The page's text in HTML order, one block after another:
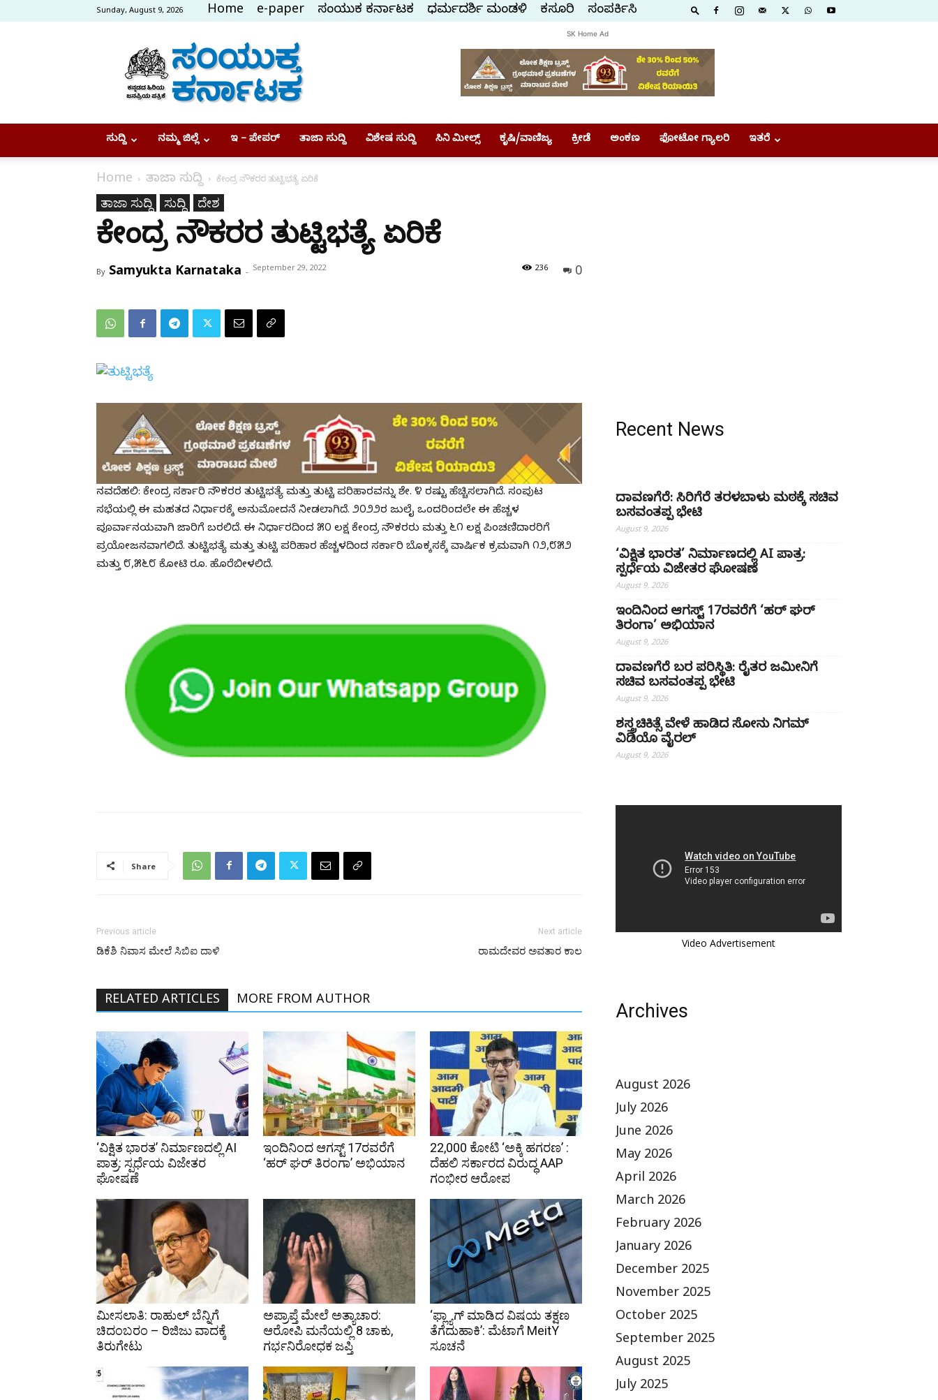
Sunday, August 9, 2026 Home e-paper ಸಂಯುಕ್ತ ಕರ್ನಾಟಕ ಧರ್ಮದರ್ಶಿ ಮಂಡಳಿ ಕಸ್ತೂರಿ ಸಂಪರ್ಕಿಸಿ
Samyukta
Karnataka
SK Home Ad
ಸುದ್ದಿ ನಮ್ಮ ಜಿಲ್ಲೆ ಇ – ಪೇಪರ್ ತಾಜಾ ಸುದ್ದಿ ವಿಶೇಷ ಸುದ್ದಿ ಸಿನಿ ಮೀಲ್ಸ್ ಕೃಷಿ/ವಾಣಿಜ್ಯ ಕ್ರೀಡೆ ಅಂಕಣ ಫೋಟೋ ಗ್ಯಾಲರಿ ಇತರೆ
Home ತಾಜಾ ಸುದ್ದಿ ಕೇಂದ್ರ ನೌಕರರ ತುಟ್ಟಿಭತ್ಯೆ ಏರಿಕೆ
ತಾಜಾ ಸುದ್ದಿ ಸುದ್ದಿ ದೇಶ
ಕೇಂದ್ರ ನೌಕರರ ತುಟ್ಟಿಭತ್ಯೆ ಏರಿಕೆ
By Samyukta Karnataka - September 29, 2022 0
236
ನವದೆಹಲಿ: ಕೇಂದ್ರ ಸರ್ಕಾರಿ ನೌಕರರ ತುಟ್ಟಿಭತ್ಯೆ ಮತ್ತು ತುಟ್ಟಿ ಪರಿಹಾರವನ್ನು ಶೇ. ೪ ರಷ್ಟು ಹೆಚ್ಚಿಸಲಾಗಿದೆ. ಸಂಪುಟ
ಸಭೆಯಲ್ಲಿ ಈ ಮಹತದ ನಿರ್ಧಾರಕ್ಕೆ ಅನುಮೋದನೆ ನೀಡಲಾಗಿದೆ. ೨೦೨೨ರ ಜುಲೈ ಒಂದರಿಂದಲೇ ಈ ಹೆಚ್ಚಳ
ಪೂರ್ವಾನಯವಾಗಿ ಜಾರಿಗೆ ಬರಲಿದೆ. ಈ ನಿರ್ಧಾರದಿಂದ ೫೦ ಲಕ್ಷ ಕೇಂದ್ರ ನೌಕರರು ಮತ್ತು ೬೧ ಲಕ್ಷ ಪಿಂಚಣಿದಾರರಿಗೆ
ಪ್ರಯೋಜನವಾಗಲಿದೆ. ತುಟ್ಟಿಭತ್ಯೆ ಮತ್ತು ತುಟ್ಟಿ ಪರಿಹಾರ ಹೆಚ್ಚಳದಿಂದ ಸರ್ಕಾರಿ ಬೊಕ್ಕಸಕ್ಕೆ ವಾರ್ಷಿಕ ಕ್ರಮವಾಗಿ ೧೨,೮೫೨
ಮತ್ತು ೮,೫೬೮ ಕೋಟಿ ರೂ. ಹೊರೆಬೀಳಲಿದೆ.
Share
Previous article
ಡಿಕೆಶಿ ನಿವಾಸ ಮೇಲೆ ಸಿಬಿಐ ದಾಳಿ
Next article
ರಾಮದೇವರ ಅವತಾರ ಕಾಲ
RELATED ARTICLES MORE FROM AUTHOR
‘ವಿಕ್ಷಿತ ಭಾರತ’ ನಿರ್ಮಾಣದಲ್ಲಿ AI
ಪಾತ್ರ: ಸ್ಪರ್ಧೆಯ ವಿಜೇತರ
ಘೋಷಣೆ
ಇಂದಿನಿಂದ ಆಗಸ್ಟ್ 17ರವರೆಗೆ
‘ಹರ್ ಘರ್ ತಿರಂಗಾ’ ಅಭಿಯಾನ
₹22,000 ಕೋಟಿ ‘ಅಕ್ಕಿ ಹಗರಣ’ :
ದೆಹಲಿ ಸರ್ಕಾರದ ವಿರುದ್ಧ AAP
ಗಂಭೀರ ಆರೋಪ
ಮೀಸಲಾತಿ: ರಾಹುಲ್ ಬೆನ್ನಿಗೆ
ಚಿದಂಬರಂ – ರಿಜಿಜು ವಾದಕ್ಕೆ
ತಿರುಗೇಟು
ಅಪ್ರಾಪ್ತೆ ಮೇಲೆ ಅತ್ಯಾಚಾರ:
ಆರೋಪಿ ಮನೆಯಲ್ಲಿ 8 ಚಾಕು,
ಗರ್ಭನಿರೋಧಕ ಜಪ್ತಿ
‘ಫ್ಲ್ಯಾಗ್ ಮಾಡಿದ ವಿಷಯ ತಕ್ಷಣ
ತೆಗೆದುಹಾಕಿ’: ಮೆಟಾಗೆ MeitY
ಸೂಚನೆ
Recent News
ದಾವಣಗೆರೆ: ಸಿರಿಗೆರೆ ತರಳಬಾಳು ಮಠಕ್ಕೆ ಸಚಿವ
ಬಸವಂತಪ್ಪ ಭೇಟಿ
August 9, 2026
‘ವಿಕ್ಷಿತ ಭಾರತ’ ನಿರ್ಮಾಣದಲ್ಲಿ AI ಪಾತ್ರ:
ಸ್ಪರ್ಧೆಯ ವಿಜೇತರ ಘೋಷಣೆ
August 9, 2026
ಇಂದಿನಿಂದ ಆಗಸ್ಟ್ 17ರವರೆಗೆ ‘ಹರ್ ಘರ್
ತಿರಂಗಾ’ ಅಭಿಯಾನ
August 9, 2026
ದಾವಣಗೆರೆ ಬರ ಪರಿಸ್ಥಿತಿ: ರೈತರ ಜಮೀನಿಗೆ
ಸಚಿವ ಬಸವಂತಪ್ಪ ಭೇಟಿ
August 9, 2026
ಶಸ್ತ್ರಚಿಕಿತ್ಸೆ ವೇಳೆ ಹಾಡಿದ ಸೋನು ನಿಗಮ್
ವಿಡಿಯೊ ವೈರಲ್
August 9, 2026
Video Advertisement
Archives
August 2026
July 2026
June 2026
May 2026
April 2026
March 2026
February 2026
January 2026
December 2025
November 2025
October 2025
September 2025
August 2025
July 2025